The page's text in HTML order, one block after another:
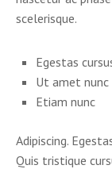
scelerisque.
Egestas
Ut amet nunc
Etiam nunc
Adipiscing.
Quis tristique